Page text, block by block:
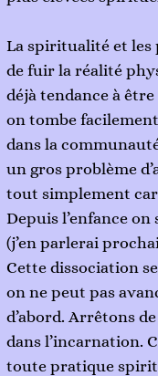
La spiritualité et les
de fuir la réalité
déjà tendance à
on tombe facilement
dans la
un gros problème
tout simplement car
Depuis l’enfance
(j’en parlerai
Cette dissociation
on ne peut pas
d’abord. Arrêtons
dans l’incarnation.
toute pratique